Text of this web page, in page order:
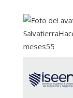
Salvatierra
meses55